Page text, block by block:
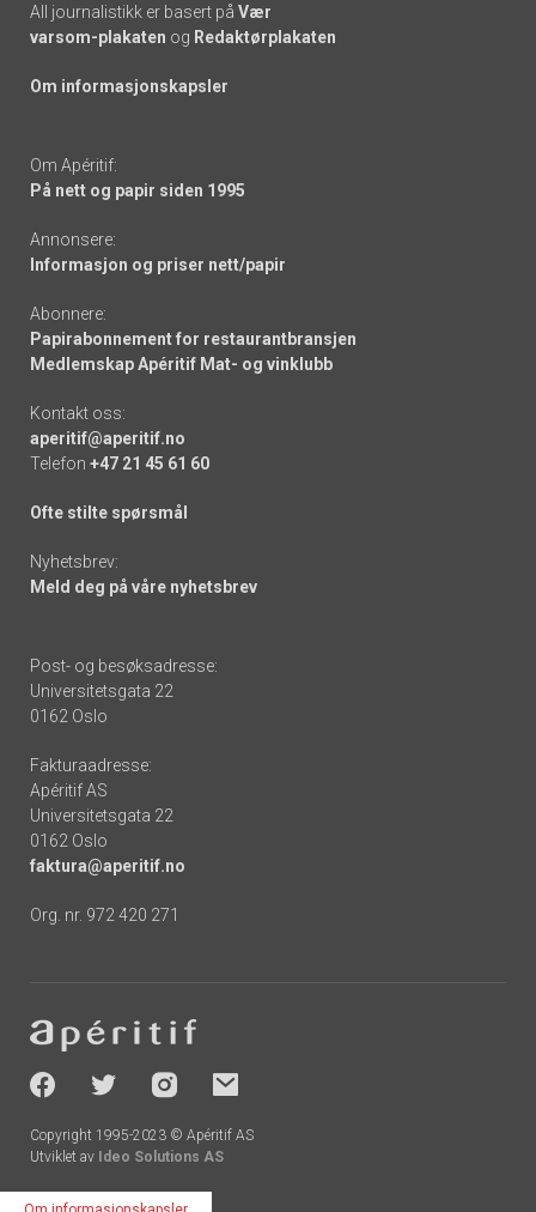
All journalistikk er basert på Vær
varsom-plakaten og Redaktørplakaten
Om informasjonskapsler
Om Apéritif:
På nett og papir siden 1995
Annonsere:
Informasjon og priser nett/papir
Abonnere:
Papirabonnement for restaurantbransjen
Medlemskap Apéritif Mat- og vinklubb
Kontakt oss:
aperitif@aperitif.no
Telefon +47 21 45 61 60
Ofte stilte spørsmål
Nyhetsbrev:
Meld deg på våre nyhetsbrev
Post- og besøksadresse:
Universitetsgata 22
0162 Oslo
Fakturaadresse:
Apéritif AS
Universitetsgata 22
0162 Oslo
faktura@aperitif.no
Org. nr. 972 420 271
-
socials
Copyright 1995-2023 © Apéritif AS
Utviklet av Ideo Solutions AS